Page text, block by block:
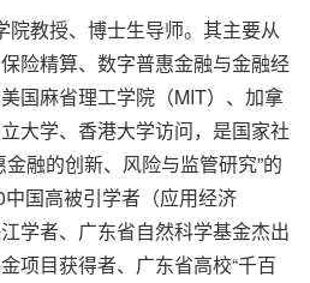
院教授、博士生导师。其主要从
险精算、数字普惠金融与金融经
国麻省理工学院（MIT）、加拿
大学、香港大学访问，是国家社
融的创新、风险与监管研究”的
国高被引学者（应用经济
学者、广东省自然科学基金杰出
项目获得者、广东省高校“千百